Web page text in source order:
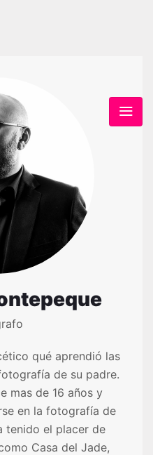
qué aprendió las
de su padre.
mas de 16 años y
en la fotografía de
tenido el placer de
Casa del Jade,